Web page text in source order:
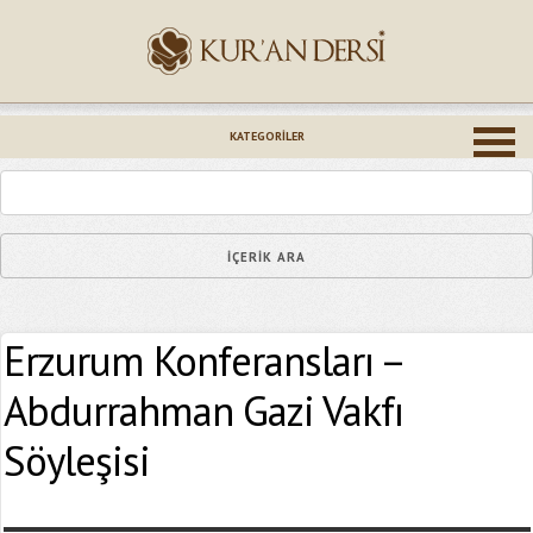
KATEGORILER
Erzurum Konferansları –
Abdurrahman Gazi Vakfı
Söyleşisi
Epostanız (*)
Yaşadığınız Hatanın Ayrıntıları